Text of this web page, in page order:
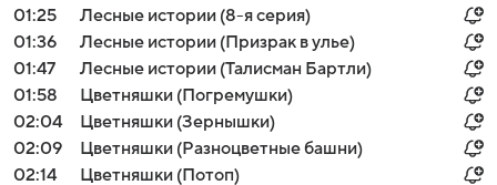
01:25
Лесные истории (8-я серия)
01:36
Лесные истории (Призрак в улье)
01:47
Лесные истории (Талисман Бартли)
01:58
Цветняшки (Погремушки)
02:04
Цветняшки (Зернышки)
02:09
Цветняшки (Разноцветные башни)
02:14
Цветняшки (Потоп)